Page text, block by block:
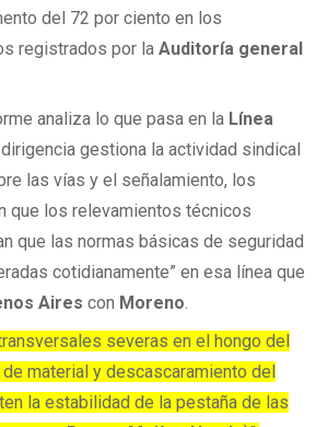
del 72 por ciento en los
registrados por la Auditoría general
analiza lo que pasa en la Línea
gestiona la actividad sindical
las vías y el señalamiento, los
que los relevamientos técnicos
que las normas básicas de seguridad
cotidianamente” en esa línea que
Aires con Moreno
severas en el hongo del
material y descascaramiento del
la estabilidad de la pestaña de las